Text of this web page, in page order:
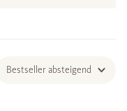
Bestseller absteigend